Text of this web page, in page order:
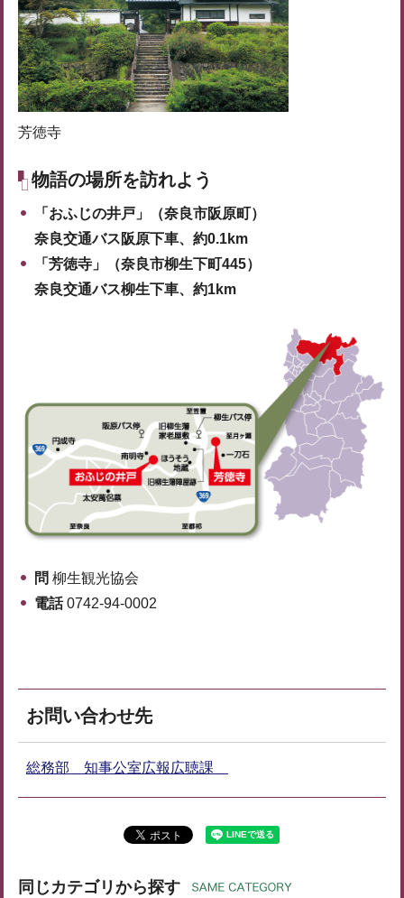
芳徳寺
物語の場所を訪れよう
「おふじの井戸」（奈良市阪原町）
奈良交通バス阪原下車、約0.1km
「芳徳寺」（奈良市柳生下町445）
奈良交通バス柳生下車、約1km
問 柳生観光協会
電話0742-94-0002
お問い合わせ先
総務部 知事公室広報広聴課
同じカテゴリから探す